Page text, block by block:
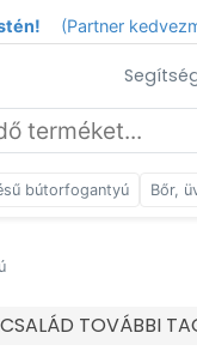
(Partner
bútorfogantyú Bőr,
TOVÁBBI